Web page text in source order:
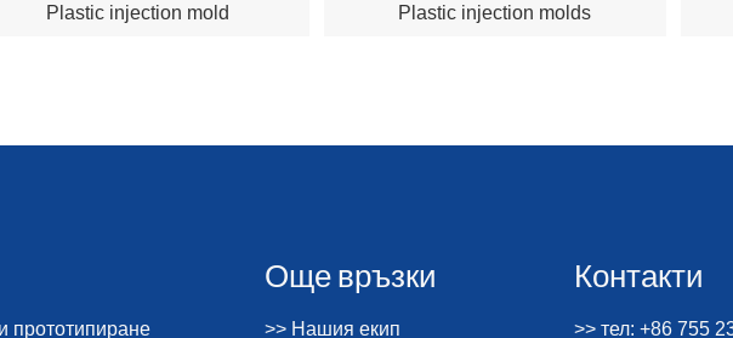
Plastic injection mold Plastic injection molds
прототипиране
Още връзки
>> Нашия екип
Контакти
>> тел: +86 755